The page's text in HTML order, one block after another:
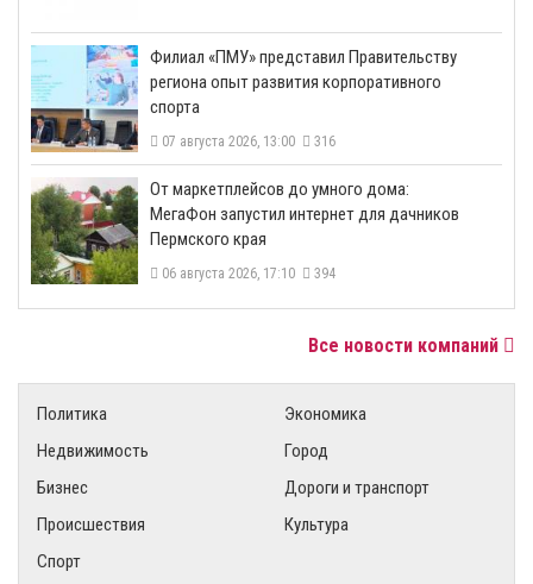
​Филиал «ПМУ» представил Правительству
региона опыт развития корпоративного
спорта
07 августа 2026, 13:00 316
От маркетплейсов до умного дома:
МегаФон запустил интернет для дачников
Пермского края
06 августа 2026, 17:10 394
Все новости компаний
Политика
Экономика
Недвижимость
Город
Бизнес
Дороги и транспорт
Происшествия
Культура
Спорт